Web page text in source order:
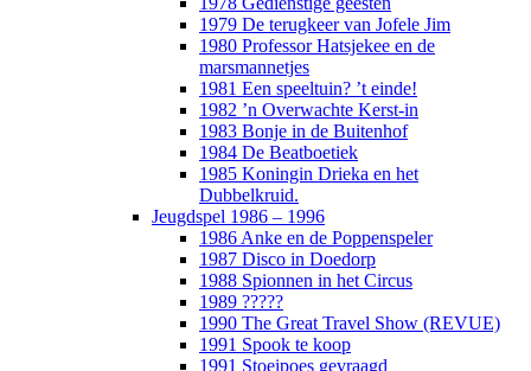
1979 De terugkeer van Jofele Jim
1980 Professor Hatsjekee en de
marsmannetjes
1981 Een speeltuin? ’t einde!
1982 ’n Overwachte Kerst-in
1983 Bonje in de Buitenhof
1984 De Beatboetiek
1985 Koningin Drieka en het
Dubbelkruid.
Jeugdspel 1986 – 1996
1986 Anke en de Poppenspeler
1987 Disco in Doedorp
1988 Spionnen in het Circus
1989 ?????
1990 The Great Travel Show (REVUE)
1991 Spook te koop
1991 Stoeipoes gevraagd